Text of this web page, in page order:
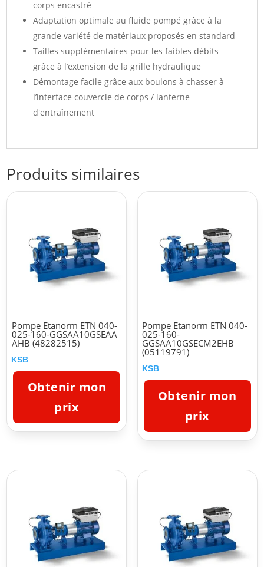
corps encastré
Adaptation optimale au fluide pompé grâce à la
grande variété de matériaux proposés en standard
Tailles supplémentaires pour les faibles débits
grâce à l’extension de la grille hydraulique
Démontage facile grâce aux boulons à chasser à
l’interface couvercle de corps / lanterne
d'entraînement
Produits similaires
Pompe Etanorm ETN 040-
025-160-GGSAA10GSEAA
AHB (48282515)
KSB
Obtenir mon
prix
Pompe Etanorm ETN 040-
025-160-
GGSAA10GSECM2EHB
(05119791)
KSB
Obtenir mon
prix